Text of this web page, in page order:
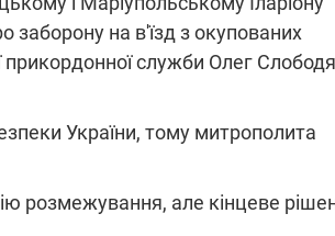
заборону на в'їзд з окупованих
прикордонної служби Олег
України, тому митрополита
розмежування, але кінцеве
08.09.2025 12:09
Підтримай
виграй легендарний
Dodge Challenger